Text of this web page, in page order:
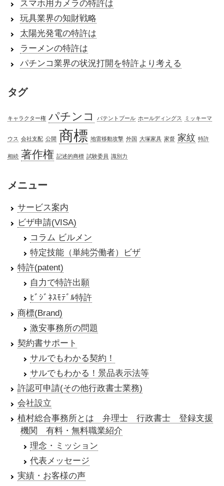
スマホ用カメラの特許は
玩具業界の知財戦略
太陽光発電の特許は
ラーメンの特許は
パチンコ業界の状況打開を特許より考える
タグ
キャラクター権 パチンコ パテントプール ホールディングス ミッキーマ
ウス 会社支配 公開 商標 地雷移動攻撃 外国 大塚家具 家督 家紋 特許
相続 著作権 記述的商標 試験委員 識別力
メニュー
サービス案内
ビザ申請(VISA)
コラム ビルメン
特定技能（単純労働者）ビザ
特許(patent)
自力で特許出願
ﾋﾞｼﾞﾈｽﾓﾃﾞﾙ特許
商標(Brand)
激安事務所の問題
契約書サポート
サルでもわかる契約！
サルでもわかる！景品表示法等
許認可申請(その他行政書士業務)
会社設立
植村総合事務所とは 弁理士 行政書士 登録支援
機関 有料・無料職業紹介
理念・ミッション
代表メッセージ
実績・お客様の声